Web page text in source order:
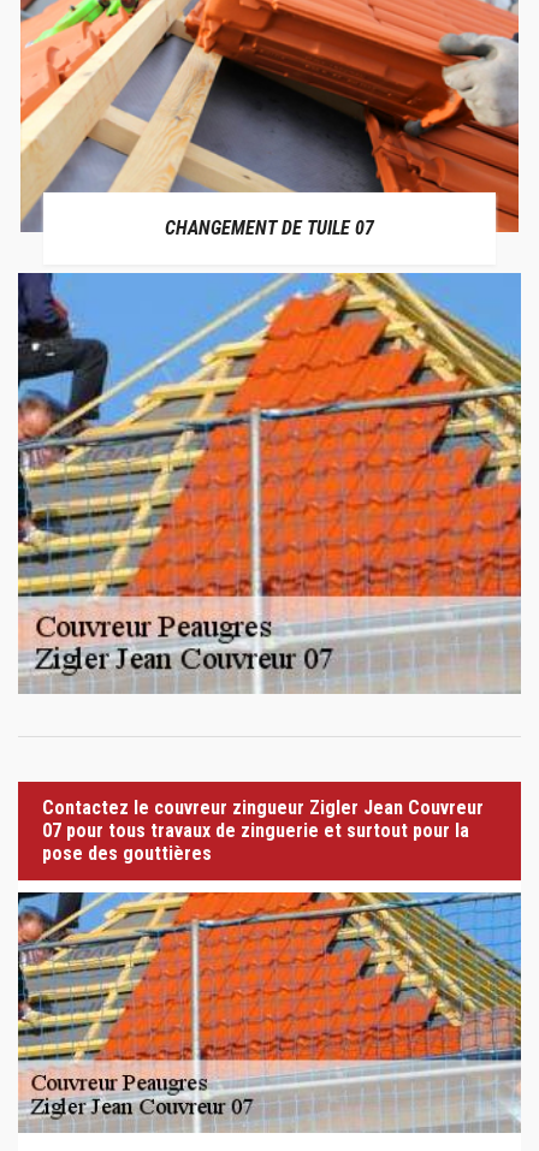
CHANGEMENT DE TUILE 07
Contactez le couvreur zingueur Zigler Jean Couvreur
07 pour tous travaux de zinguerie et surtout pour la
pose des gouttières